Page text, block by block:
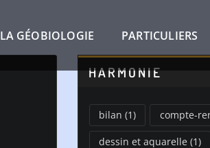
LA GÉOBIOLOGIE PARTICULIERS
HARMONIE
bilan (1) compte-
dessin et aquarelle (1)